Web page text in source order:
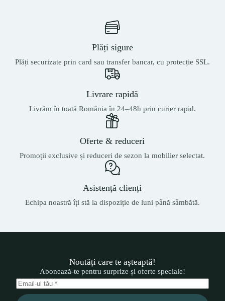
Plăți sigure
Plăți securizate prin card sau transfer bancar, cu protecție SSL.
Livrare rapidă
Livrăm în toată România în 24–48h prin curier rapid.
Oferte & reduceri
Promoții exclusive și reduceri de sezon la mobilier selectat.
Asistență clienți
Echipa noastră îți stă la dispoziție de luni până sâmbătă.
Noutăți care te așteaptă!
Abonează-te pentru surprize și oferte speciale!